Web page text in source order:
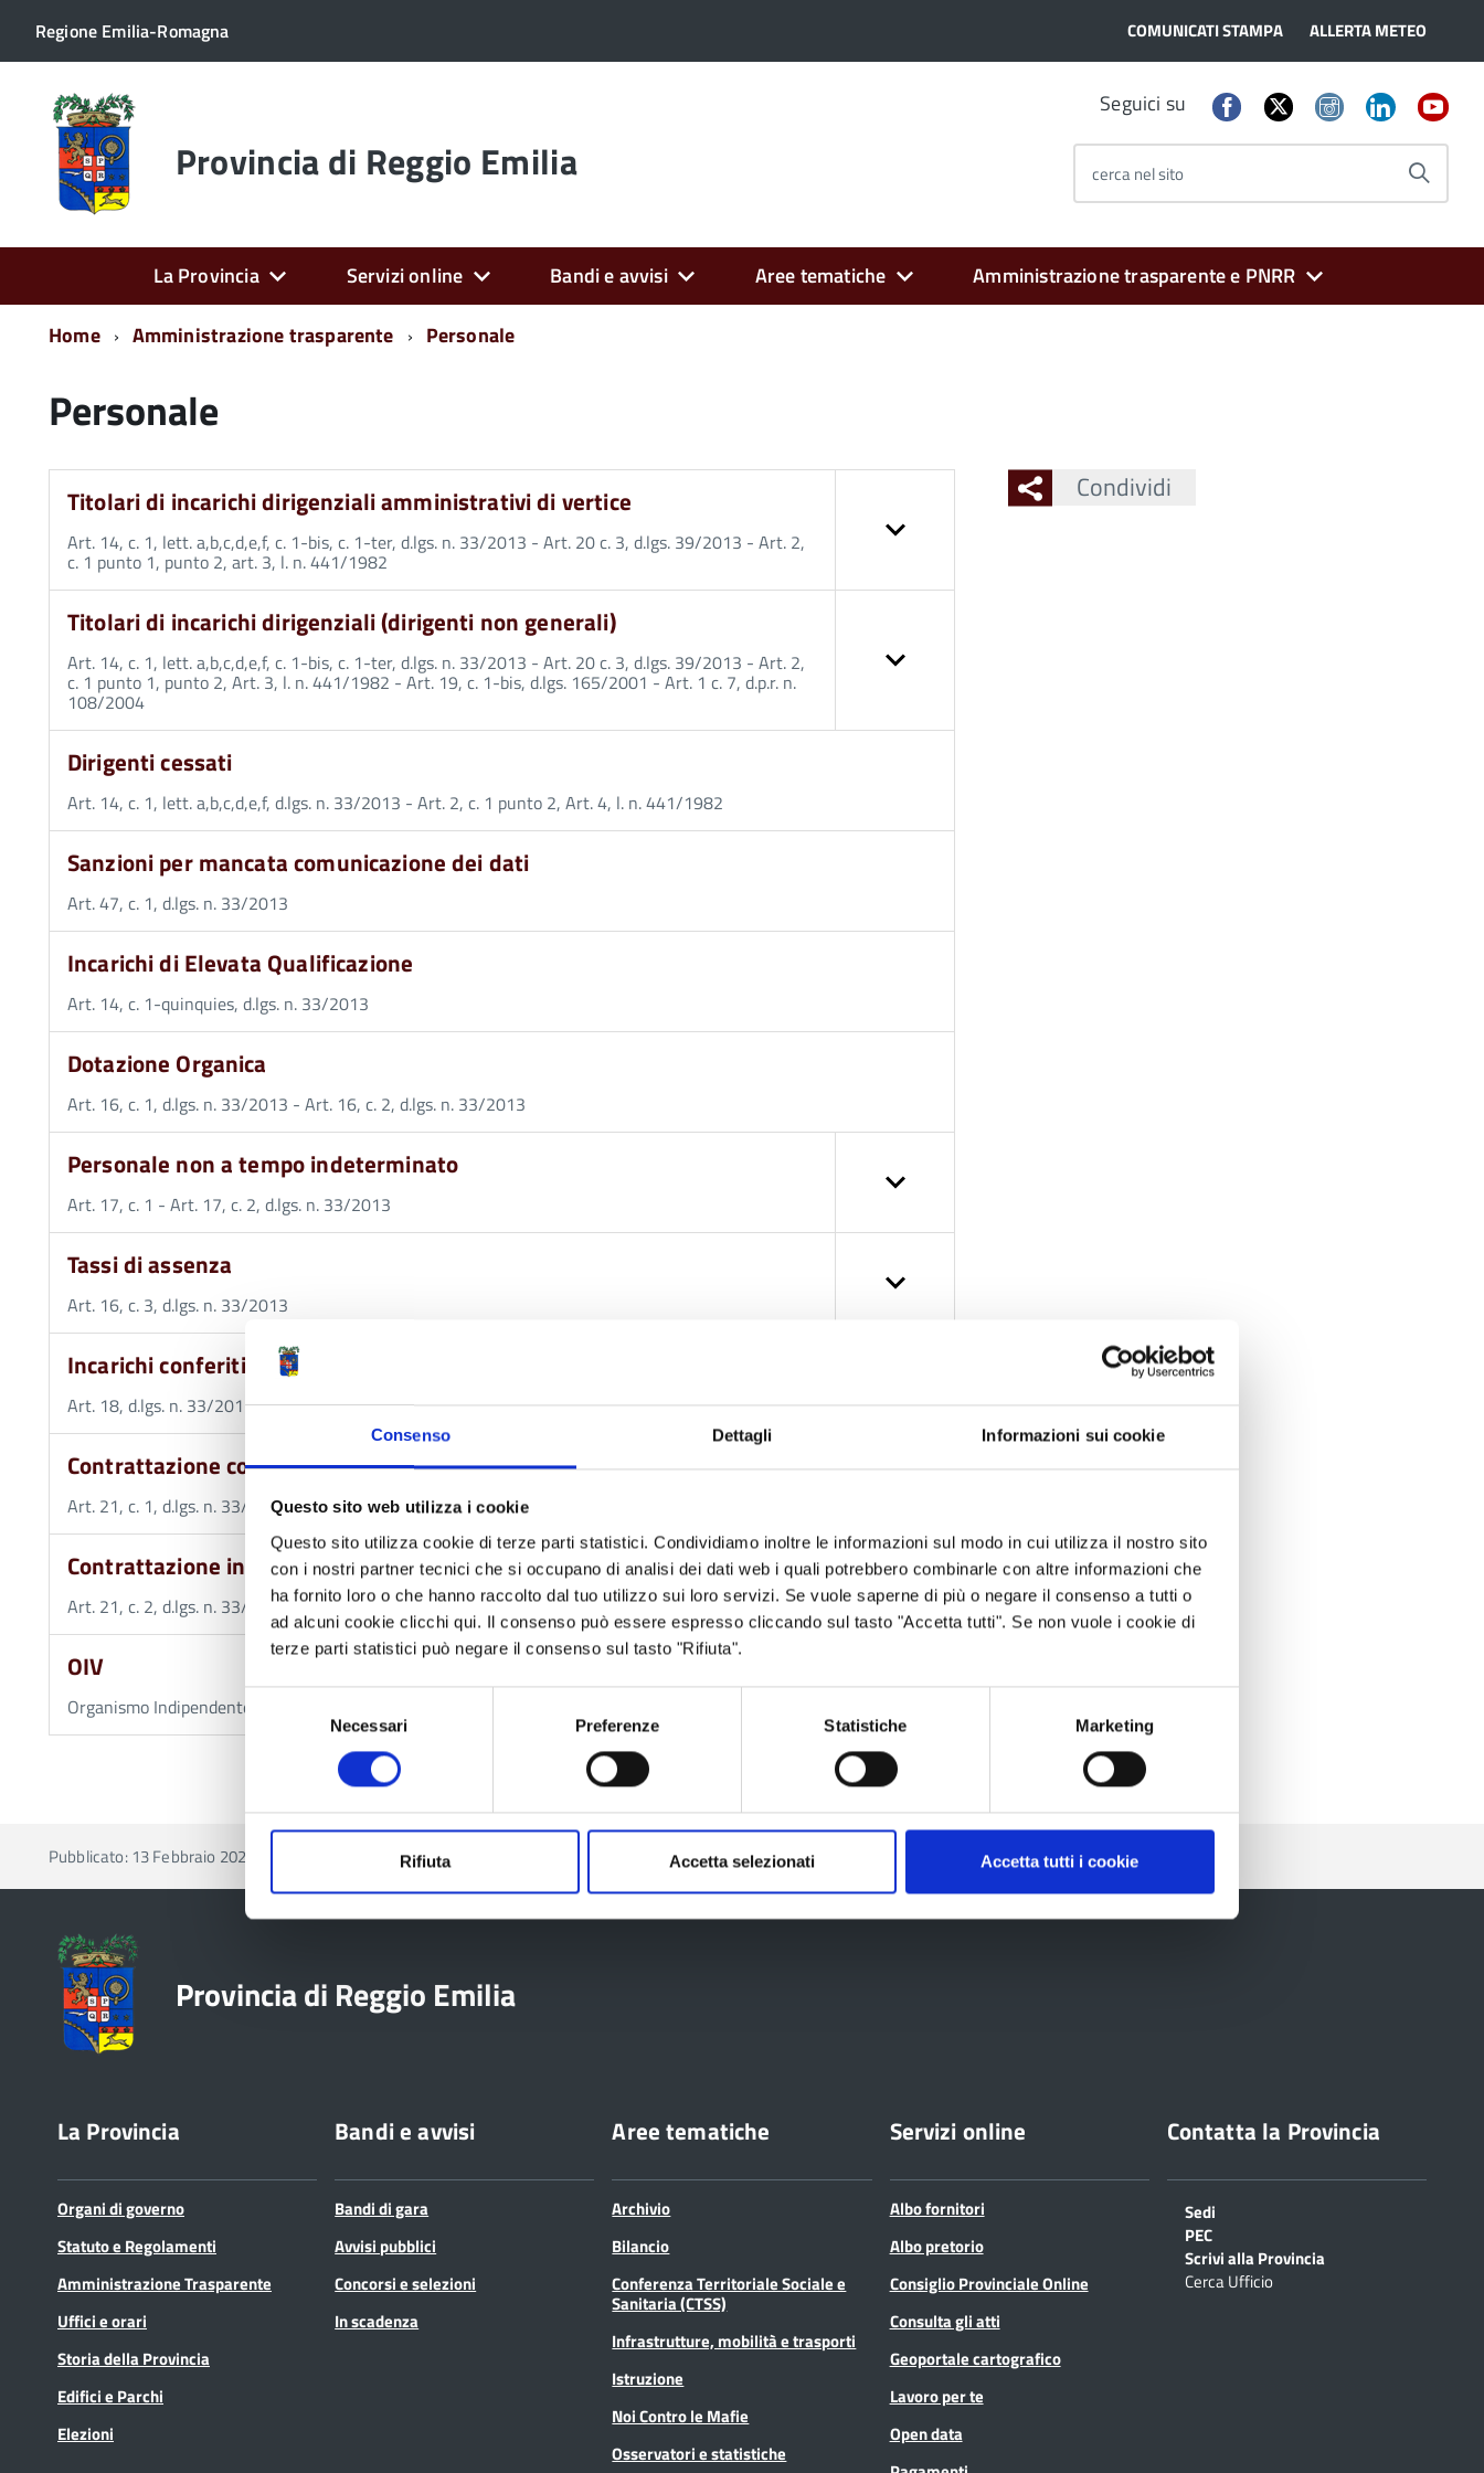
Consenso Dettagli Informazioni sui cookie
Questo sito web utilizza i cookie
Questo sito utilizza cookie di terze parti statistici. Condividiamo inoltre le informazioni sul modo in cui utilizza il nostro sito
con i nostri partner tecnici che si occupano di analisi dei dati web i quali potrebbero combinarle con altre informazioni che
ha fornito loro o che hanno raccolto dal tuo utilizzo sui loro servizi. Se vuole saperne di più o negare il consenso a tutti o
ad alcuni cookie clicchi qui. Il consenso può essere espresso cliccando sul tasto "Accetta tutti". Se non vuole i cookie di
terze parti statistici può negare il consenso sul tasto "Rifiuta".
Necessari Preferenze Statistiche Marketing
Rifiuta Accetta selezionati Accetta tutti i cookie
Regione Emilia-Romagna COMUNICATI STAMPA ALLERTA METEO
Torna
alla
home
page Provincia di Reggio Emilia
Seguici su
cerca nel sito
La Provincia Servizi online Bandi e avvisi Aree tematiche
Amministrazione trasparente e PNRR
Home
Amministrazione trasparente Personale
Personale
Titolari di incarichi dirigenziali amministrativi di vertice
Art. 14, c. 1, lett. a,b,c,d,e,f, c. 1-bis, c. 1-ter, d.lgs. n. 33/2013 - Art. 20 c. 3, d.lgs. 39/2013 - Art. 2,
c. 1 punto 1, punto 2, art. 3, l. n. 441/1982
Titolari di incarichi dirigenziali (dirigenti non generali)
Art. 14, c. 1, lett. a,b,c,d,e,f, c. 1-bis, c. 1-ter, d.lgs. n. 33/2013 - Art. 20 c. 3, d.lgs. 39/2013 - Art. 2,
c. 1 punto 1, punto 2, Art. 3, l. n. 441/1982 - Art. 19, c. 1-bis, d.lgs. 165/2001 - Art. 1 c. 7, d.p.r. n.
108/2004
Dirigenti cessati
Art. 14, c. 1, lett. a,b,c,d,e,f, d.lgs. n. 33/2013 - Art. 2, c. 1 punto 2, Art. 4, l. n. 441/1982
Sanzioni per mancata comunicazione dei dati
Art. 47, c. 1, d.lgs. n. 33/2013
Incarichi di Elevata Qualificazione
Art. 14, c. 1-quinquies, d.lgs. n. 33/2013
Dotazione Organica
Art. 16, c. 1, d.lgs. n. 33/2013 - Art. 16, c. 2, d.lgs. n. 33/2013
Personale non a tempo indeterminato
Art. 17, c. 1 - Art. 17, c. 2, d.lgs. n. 33/2013
Tassi di assenza
Art. 16, c. 3, d.lgs. n. 33/2013
Incarichi conferiti o autorizzati ai dipendenti
Art. 18, d.lgs. n. 33/2013 - Art. 53, c. 14, d.lgs. 165/2001
Contrattazione collettiva
Art. 21, c. 1, d.lgs. n. 33/2013 - Art. 47, c. 8, d.lgs 165/2001
Contrattazione integrativa
Art. 21, c. 2, d.lgs. n. 33/2013 - Art. 55, c. 4, d.lgs 150/2009
OIV
Organismo Indipendente di Valutazione della performance dell'Ente
Condividi
Pubblicato: 13 Febbraio 2020 Ultima modifica: 15 Maggio 2024
Provincia di Reggio Emilia
La Provincia
Organi di governo
Statuto e Regolamenti
Amministrazione Trasparente
Uffici e orari
Storia della Provincia
Edifici e Parchi
Elezioni
Bandi e avvisi
Bandi di gara
Avvisi pubblici
Concorsi e selezioni
In scadenza
Aree tematiche
Archivio
Bilancio
Conferenza Territoriale Sociale e
Sanitaria (CTSS)
Infrastrutture, mobilità e trasporti
Istruzione
Noi Contro le Mafie
Osservatori e statistiche
Servizi online
Albo fornitori
Albo pretorio
Consiglio Provinciale Online
Consulta gli atti
Geoportale cartografico
Lavoro per te
Open data
Contatta la Provincia
Sedi
PEC
Scrivi alla Provincia
Cerca Ufficio